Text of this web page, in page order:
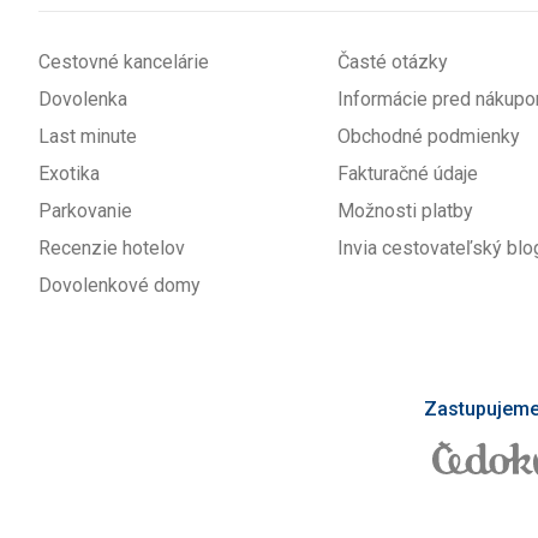
Cestovné kancelárie
Dovolenka
Last minute
Exotika
Parkovanie
Recenzie hotelov
Dovolenkové domy
Časté otázky
Informácie pred
Obchodné podmienky
Fakturačné údaje
Možnosti platby
Invia cestovateľský